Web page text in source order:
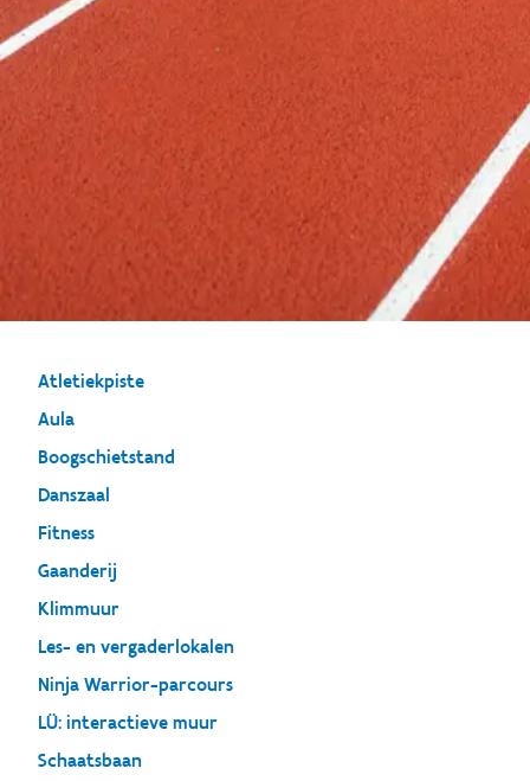
Atletiekpiste
Aula
Boogschietstand
Danszaal
Fitness
Gaanderij
Klimmuur
Les- en vergaderlokalen
Ninja Warrior-parcours
LÜ: interactieve muur
Schaatsbaan